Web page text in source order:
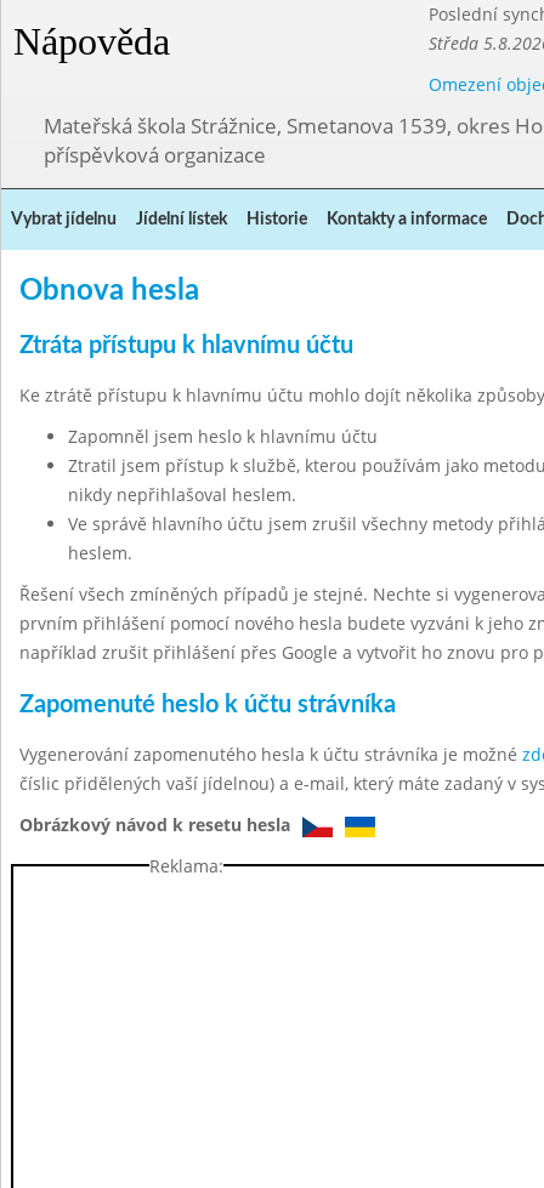
Nápověda
Poslední
Středa
Omezení
Mateřská škola Strážnice, Smetanova 1539, okres
příspěvková organizace
Vybrat jídelnu Jídelní lístek Historie Kontakty a informace
Obnova hesla
Ztráta přístupu k hlavnímu účtu
Ke ztrátě přístupu k hlavnímu účtu mohlo dojít několika
Zapomněl jsem heslo k hlavnímu účtu
Ztratil jsem přístup k službě, kterou používám jako
nikdy nepřihlašoval heslem.
Ve správě hlavního účtu jsem zrušil všechny metody
heslem.
Řešení všech zmíněných případů je stejné. Nechte si
prvním přihlášení pomocí nového hesla budete vyzváni k jeho
například zrušit přihlášení přes Google a vytvořit ho znovu pro
Zapomenuté heslo k účtu strávníka
Vygenerování zapomenutého hesla k účtu strávníka je možné
číslic přidělených vaší jídelnou) a e-mail, který máte zadaný v
Obrázkový návod k resetu hesla
Reklama: